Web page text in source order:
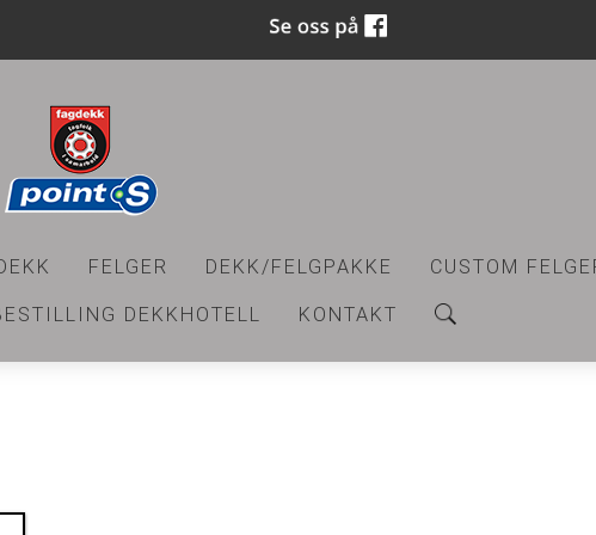
FELGER DEKK/FELGPAKKE CUSTOM
DEKKHOTELL KONTAKT